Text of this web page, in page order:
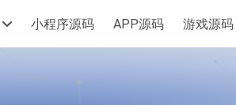
小程序源码 APP源码 游戏源码